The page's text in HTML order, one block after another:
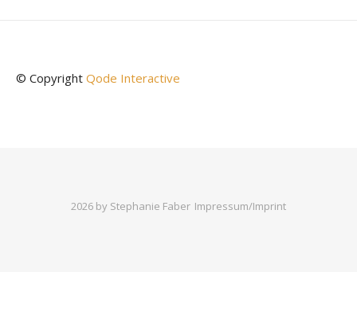
© Copyright Qode Interactive
2026 by Stephanie Faber Impressum/Imprint